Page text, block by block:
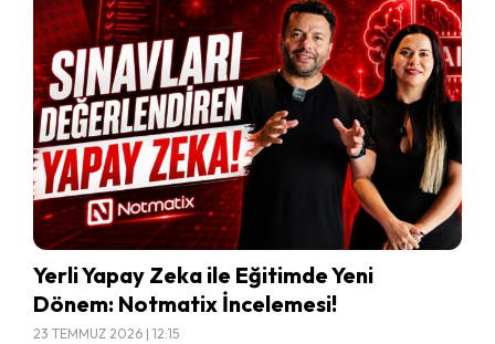
Yerli Yapay Zeka ile Eğitimde Yeni
Dönem: Notmatix İncelemesi!
23 TEMMUZ 2026 | 12:15